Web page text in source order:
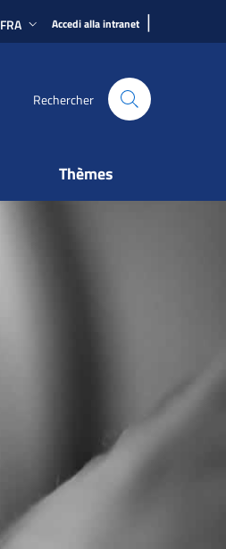
FRA Accedi alla intranet |
Rechercher
Thèmes